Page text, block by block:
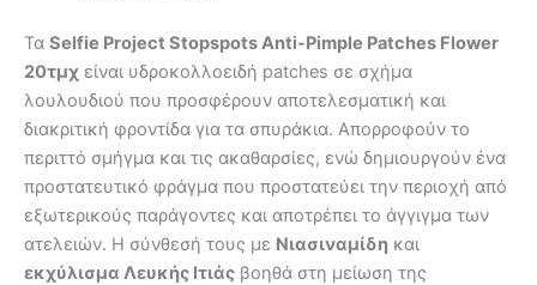
Τα Selfie Project Stopspots Anti-Pimple Patches Flower
20τμχ είναι υδροκολλοειδή patches σε σχήμα
λουλουδιού που προσφέρουν αποτελεσματική και
διακριτική φροντίδα για τα σπυράκια. Απορροφούν το
περιττό σμήγμα και τις ακαθαρσίες, ενώ δημιουργούν ένα
προστατευτικό φράγμα που προστατεύει την περιοχή από
εξωτερικούς παράγοντες και αποτρέπει το άγγιγμα των
ατελειών. Η σύνθεσή τους με Νιασιναμίδη και
εκχύλισμα Λευκής Ιτιάς βοηθά στη μείωση της